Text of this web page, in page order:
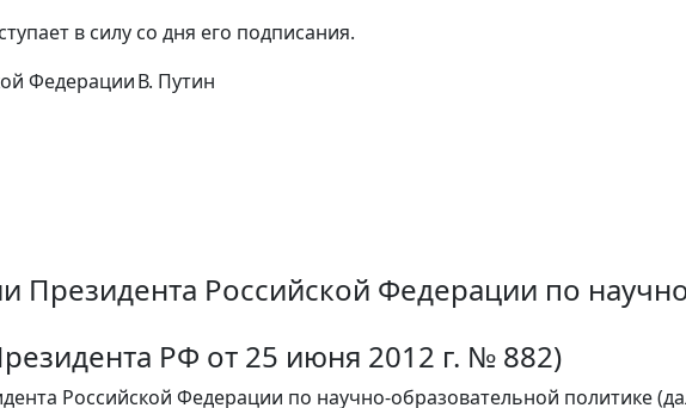
в силу со дня его подписания.
ФедерацииВ. Путин
Президента Российской Федерации по
РФ от 25 июня 2012 г. № 882)
Российской Федерации по научно-образовательной политике